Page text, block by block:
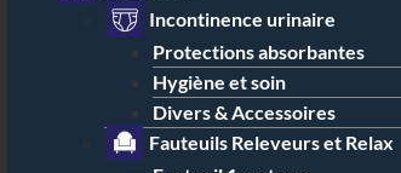
Incontinence urinaire
Protections absorbantes
Hygiène et soin
Divers & Accessoires
Fauteuils Releveurs et Relax